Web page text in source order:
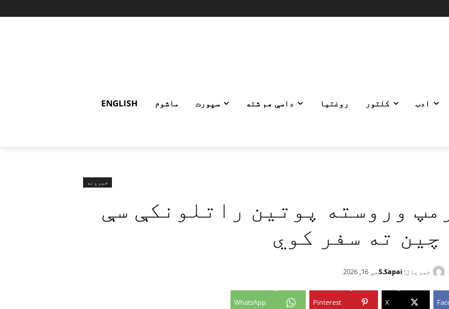
ادب کلتور روغتیا داسې هم شته سپورت ماشوم ENGLISH
خبرونه
وروسته پوتین راتلونکې سې
چین ته سفر کوي
خبریال: S.Sapaiمې 16, 2026
X
Pinterest
WhatsApp